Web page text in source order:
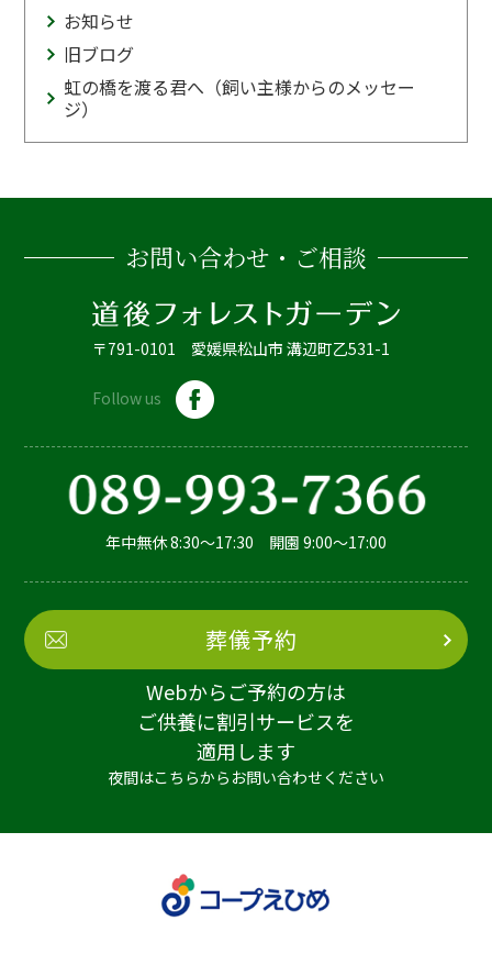
お知らせ
旧ブログ
虹の橋を渡る君へ（飼い主様からのメッセー
ジ）
お問い合わせ・ご相談
〒791-0101 愛媛県松山市 溝辺町乙531-1
Follow us
年中無休 8:30～17:30 開園 9:00～17:00
葬儀予約
Webからご予約の方は
ご供養に割引サービスを
適用します
夜間はこちらからお問い合わせください